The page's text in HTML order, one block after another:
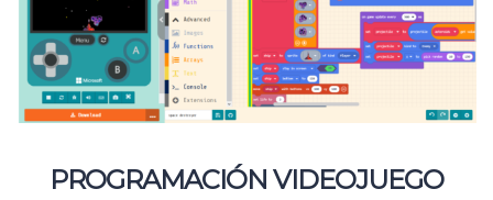
PROGRAMACIÓN VIDEOJUEGO